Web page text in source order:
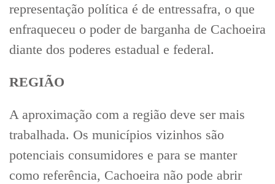
representação política é de entressafra, o que
enfraqueceu o poder de barganha de Cachoeira
diante dos poderes estadual e federal.
REGIÃO
A aproximação com a região deve ser mais
trabalhada. Os municípios vizinhos são
potenciais consumidores e para se manter
como referência, Cachoeira não pode abrir